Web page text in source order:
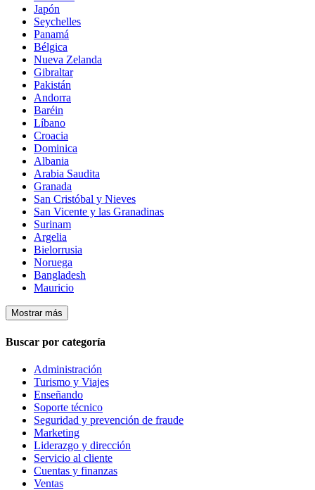
Japón
Seychelles
Panamá
Bélgica
Nueva Zelanda
Gibraltar
Pakistán
Andorra
Baréin
Líbano
Croacia
Dominica
Albania
Arabia Saudita
Granada
San Cristóbal y Nieves
San Vicente y las Granadinas
Surinam
Argelia
Bielorrusia
Noruega
Bangladesh
Mauricio
Mostrar más
Buscar por categoría
Administración
Turismo y Viajes
Enseñando
Soporte técnico
Seguridad y prevención de fraude
Marketing
Liderazgo y dirección
Servicio al cliente
Cuentas y finanzas
Ventas